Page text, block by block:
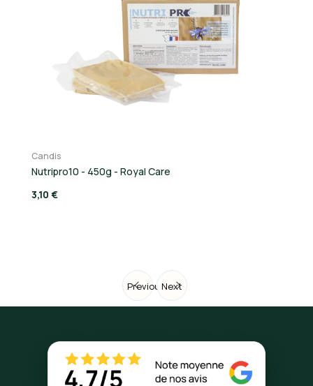
Previous
Candis
Nutripro10 - 450g - Royal Care
3,10 €
Next